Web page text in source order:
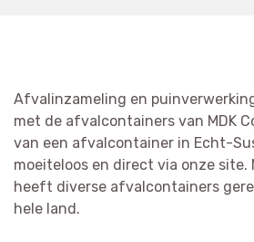
Afvalinzameling en
met de afvalcontainers van MDK
van een afvalcontainer in Echt-
moeiteloos en direct via onze site.
heeft diverse afvalcontainers
hele land.